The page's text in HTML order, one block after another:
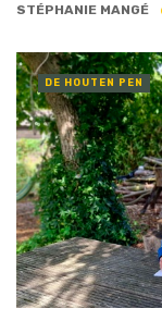
STÉPHANIE MANGÉ
DE HOUTEN PEN